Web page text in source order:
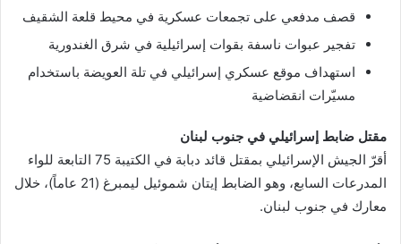
قصف مدفعي على تجمعات عسكرية في محيط قلعة الشقيف
تفجير عبوات ناسفة بقوات إسرائيلية في شرق الغندورية
استهداف موقع عسكري إسرائيلي في تلة العويضة باستخدام
مسيّرات انقضاضية
مقتل ضابط إسرائيلي في جنوب لبنان
أقرّ الجيش الإسرائيلي بمقتل قائد دبابة في الكتيبة 75 التابعة للواء
المدرعات السابع، وهو الضابط إيتان شموئيل ليمبرغ (21 عاماً)، خلال
معارك في جنوب لبنان.